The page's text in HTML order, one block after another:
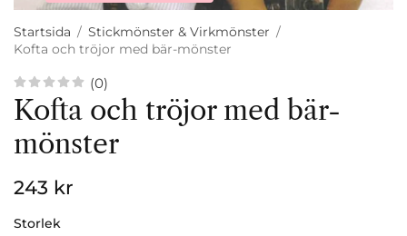
Startsida / Stickmönster & Virkmönster /
Kofta och tröjor med bär-mönster
(0)
Kofta och tröjor med bär-
mönster
243 kr
Storlek